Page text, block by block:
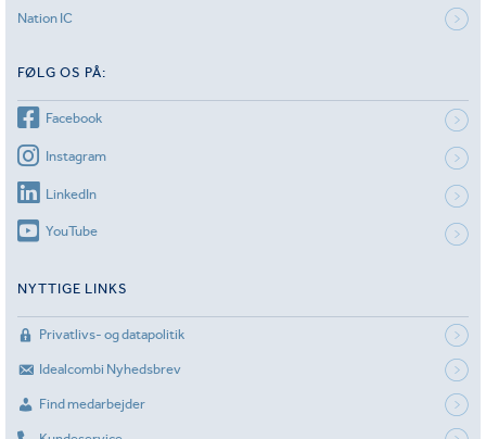
Nation IC
FØLG OS PÅ:
Facebook
Instagram
LinkedIn
YouTube
NYTTIGE LINKS
Privatlivs- og datapolitik
Idealcombi Nyhedsbrev
Find medarbejder